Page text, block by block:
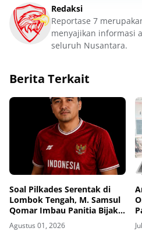
Redaksi
Reportase 7
menyajikan informasi
seluruh Nusantara.
Berita Terkait
Soal Pilkades Serentak di
Lombok Tengah, M. Samsul
Qomar Imbau Panitia Bijak
dan Calon Kades Hindari
Money Politics
Agustus 01, 2026